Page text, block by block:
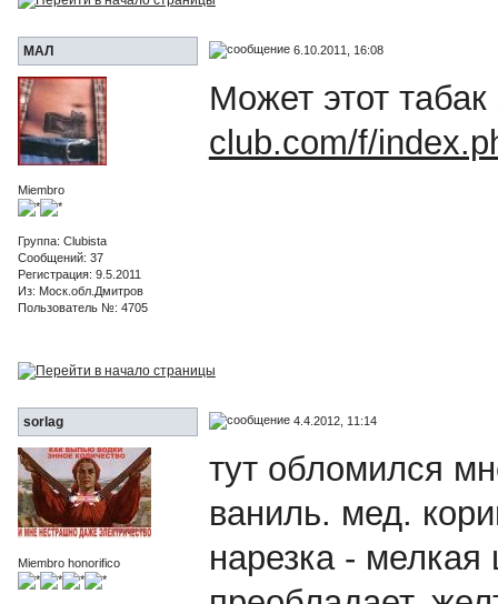
МАЛ 6.10.2011, 16:08
Miembro
Группа: Clubista
Сообщений: 37
Регистрация: 9.5.2011
Из: Моск.обл.Дмитров
Пользователь №: 4705
Может этот
club.com/f/
sorlag 4.4.2012, 11:14
Miembro honorifico
тут обломился
ваниль. мед.
нарезка - мелкая